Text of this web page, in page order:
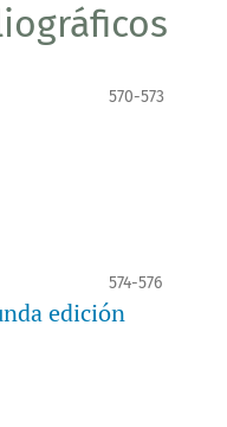
570-573
574-576
edición